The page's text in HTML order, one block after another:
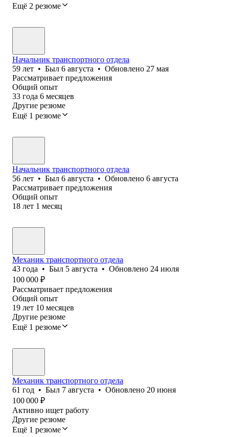
Ещё 2 резюме
Начальник транспортного отдела
59 лет • Был 6 августа • Обновлено 27 мая
Рассматривает предложения
Общий опыт
33 года 6 месяцев
Другие резюме
Ещё 1 резюме
Начальник транспортного отдела
56 лет • Был 6 августа • Обновлено 6 августа
Рассматривает предложения
Общий опыт
18 лет 1 месяц
Механик транспортного отдела
43 года • Был 5 августа • Обновлено 24 июля
100 000 ₽
Рассматривает предложения
Общий опыт
19 лет 10 месяцев
Другие резюме
Ещё 1 резюме
Механик транспортного отдела
61 год • Был 7 августа • Обновлено 20 июня
100 000 ₽
Активно ищет работу
Другие резюме
Ещё 1 резюме